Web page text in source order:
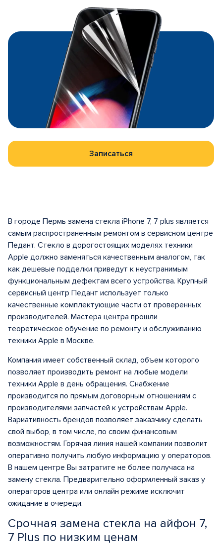
Записаться
В городе Пермь замена стекла iPhone 7, 7 plus является
самым распространенным ремонтом в сервисном центре
Педант. Стекло в дорогостоящих моделях техники
Apple должно заменяться качественным аналогом, так
как дешевые подделки приведут к неустранимым
функциональным дефектам всего устройства. Крупный
сервисный центр Педант использует только
качественные комплектующие части от проверенных
производителей. Мастера центра прошли
теоретическое обучение по ремонту и обслуживанию
техники Apple в Москве.
Компания имеет собственный склад, объем которого
позволяет производить ремонт на любые модели
техники Apple в день обращения. Снабжение
производится по прямым договорным отношениям с
производителями запчастей к устройствам Apple.
Вариативность брендов позволяет заказчику сделать
свой выбор, в том числе, по своим финансовым
возможностям. Горячая линия нашей компании позволит
оперативно получить любую информацию у операторов.
В нашем центре Вы затратите не более получаса на
замену стекла. Предварительно оформленный заказ у
операторов центра или онлайн режиме исключит
ожидание в очереди.
Срочная замена стекла на айфон 7,
7 Plus по низким ценам